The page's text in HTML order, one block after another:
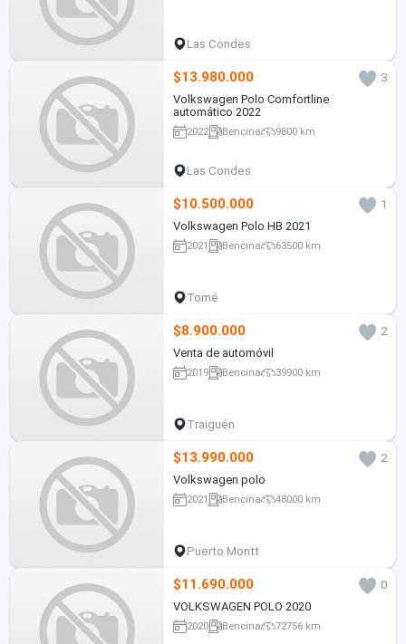
Las Condes
$13.980.000
3
Volkswagen Polo Comfortline
automático 2022
2022 Bencina 9800 km
Las Condes
$10.500.000
1
Volkswagen Polo HB 2021
2021 Bencina 63500 km
Tomé
$8.900.000
2
Venta de automóvil
2019 Bencina 39900 km
Traiguén
$13.990.000
2
Volkswagen polo
2021 Bencina 48000 km
Puerto Montt
$11.690.000
0
VOLKSWAGEN POLO 2020
2020 Bencina 72756 km